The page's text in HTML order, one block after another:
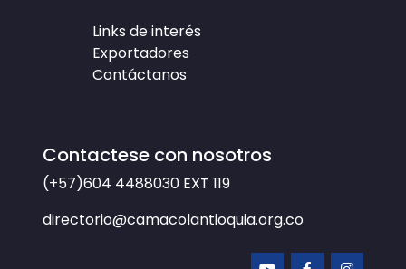
Links de interés
Exportadores
Contáctanos
Contactese con nosotros
(+57)604 4488030 EXT 119
directorio@camacolantioquia.org.co